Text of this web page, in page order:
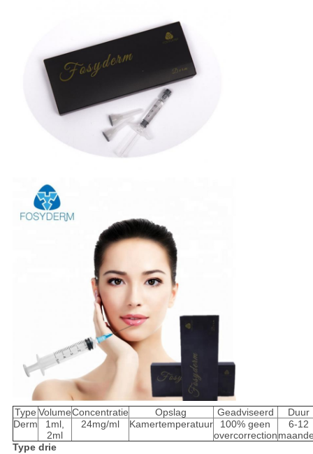
Type VolumeConcentratie Opslag Geadviseerd
Duur
Derm
1ml,
2ml
24mg/ml Kamertemperatuur
100% geen
overcorrection
6-12
Type drie